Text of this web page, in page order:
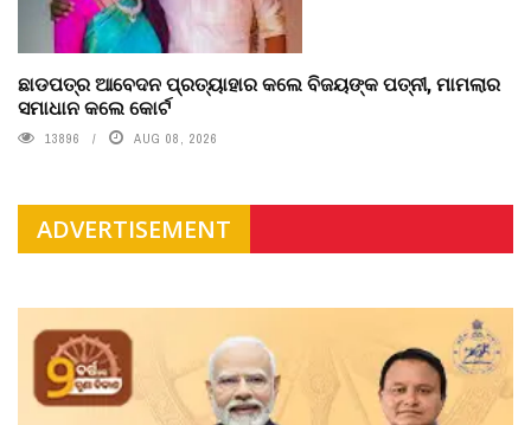
ଛାଡପତ୍ର ଆବେଦନ ପ୍ରତ୍ୟାହାର କଲେ ବିଜୟଙ୍କ ପତ୍ନୀ, ମାମଲାର
ସମାଧାନ କଲେ କୋର୍ଟ
13896 AUG 08, 2026
ADVERTISEMENT